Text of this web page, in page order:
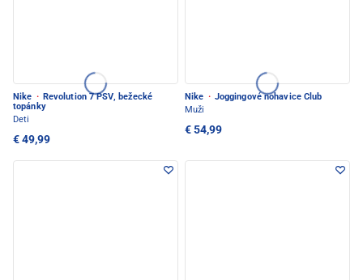
Nike · Revolution 7 PSV, bežecké
topánky
Deti
€ 49,99
Nike · Joggingové nohavice Club
Muži
€ 54,99